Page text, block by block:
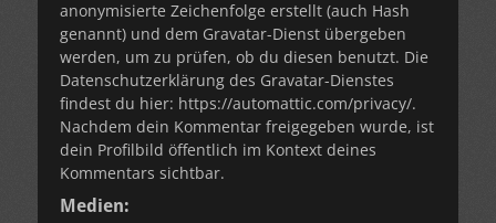
anonymisierte Zeichenfolge erstellt (auch Hash
genannt) und dem Gravatar-Dienst übergeben
werden, um zu prüfen, ob du diesen benutzt. Die
Datenschutzerklärung des Gravatar-Dienstes
findest du hier: https://automattic.com/privacy/.
Nachdem dein Kommentar freigegeben wurde, ist
dein Profilbild öffentlich im Kontext deines
Kommentars sichtbar.
Medien: